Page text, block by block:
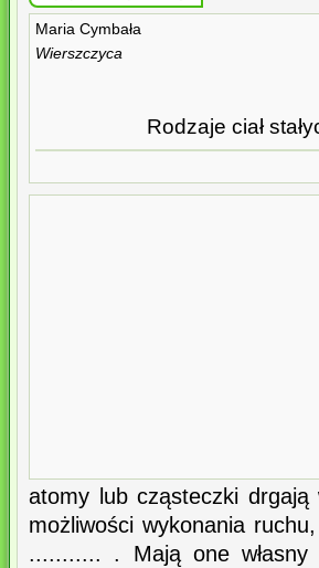
Maria Cymbała
Wierszczyca
Rodzaje ciał
atomy lub cząsteczki drgają
możliwości wykonania
........... . Mają one własny